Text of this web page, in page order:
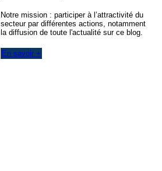
Notre mission : participer à l’attractivité du
secteur par différentes actions, notamment
la diffusion de toute l'actualité sur ce blog.
En savoir +